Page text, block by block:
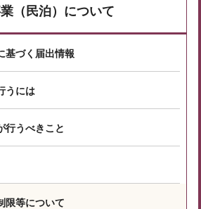
（民泊）について
基づく届出情報
うには
行うべきこと
限等について